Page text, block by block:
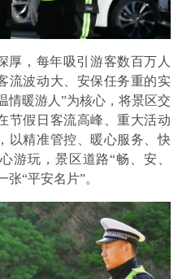
厚，每年吸引游客数百万人
流波动大、安保任务重的实
情暖游人”为核心，将景区交
节假日客流高峰、重大活动
以精准管控、暖心服务、快
游玩，景区道路“畅、安、
“平安名片”。